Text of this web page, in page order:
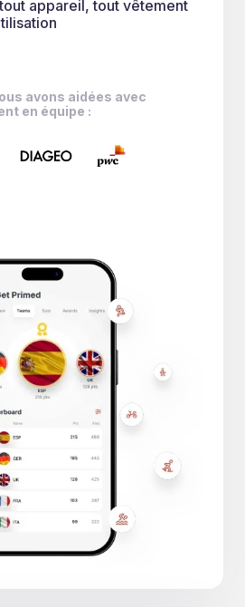
appareil, tout vêtement
avons aidées avec
en équipe :